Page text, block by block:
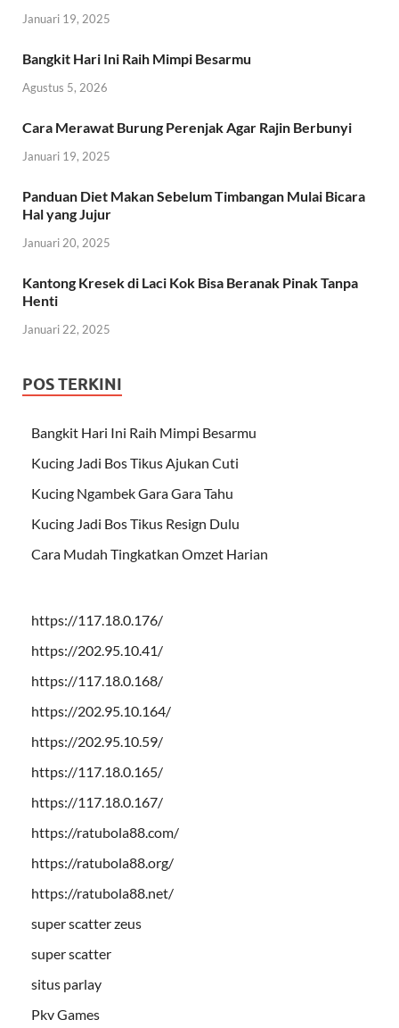
Januari 19, 2025
Bangkit Hari Ini Raih Mimpi Besarmu
Agustus 5, 2026
Cara Merawat Burung Perenjak Agar Rajin Berbunyi
Januari 19, 2025
Panduan Diet Makan Sebelum Timbangan Mulai Bicara
Hal yang Jujur
Januari 20, 2025
Kantong Kresek di Laci Kok Bisa Beranak Pinak Tanpa
Henti
Januari 22, 2025
POS TERKINI
Bangkit Hari Ini Raih Mimpi Besarmu
Kucing Jadi Bos Tikus Ajukan Cuti
Kucing Ngambek Gara Gara Tahu
Kucing Jadi Bos Tikus Resign Dulu
Cara Mudah Tingkatkan Omzet Harian
https://117.18.0.176/
https://202.95.10.41/
https://117.18.0.168/
https://202.95.10.164/
https://202.95.10.59/
https://117.18.0.165/
https://117.18.0.167/
https://ratubola88.com/
https://ratubola88.org/
https://ratubola88.net/
super scatter zeus
super scatter
situs parlay
Pkv Games